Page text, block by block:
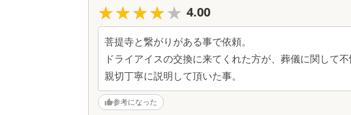
★★★★★
★★★★★ 4.00
菩提寺と繋がりがある事で依頼。
ドライアイスの交換に来てくれた方が、葬儀に関して
親切丁寧に説明して頂いた事。
参考になった